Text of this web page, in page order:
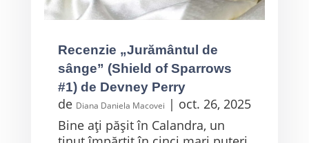
Recenzie „Jurământul de
sânge” (Shield of Sparrows
#1) de Devney Perry
de Diana Daniela Macovei | oct. 26, 2025
Bine ați pășit în Calandra, un